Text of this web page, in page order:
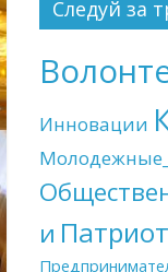
Следуй за
Инновации
и